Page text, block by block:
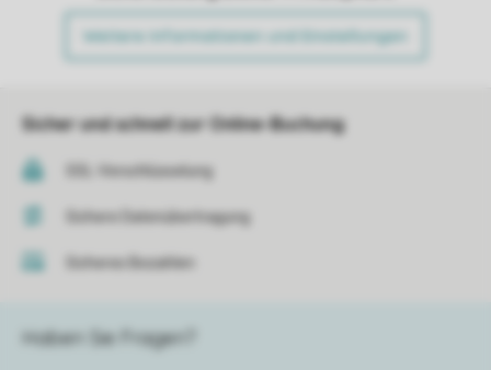
Weitere Informationen und Einstellungen
Sicher und schnell zur Online-Buchung
SSL-Verschlüsselung
Sichere Datenübertragung
Sicheres Bezahlen
Haben Sie Fragen?